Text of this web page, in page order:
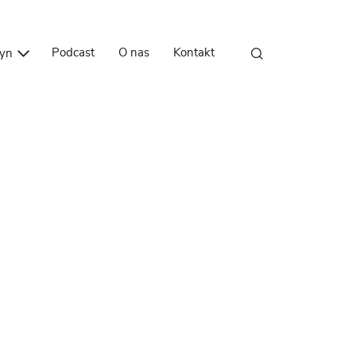
Podcast O nas Kontakt
Przejdź do treści